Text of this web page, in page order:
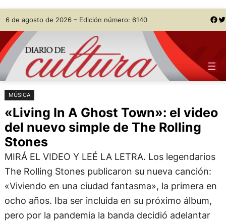
Saltar
al
contenido
Skip
to
content
6 de agosto de 2026 – Edición número: 6140 Facebook Twitter
MÚSICA
«Living In A Ghost Town»: el video
del nuevo simple de The Rolling
Stones
MIRÁ EL VIDEO Y LEÉ LA LETRA. Los legendarios
The Rolling Stones publicaron su nueva canción:
«Viviendo en una ciudad fantasma», la primera en
ocho años. Iba ser incluida en su próximo álbum,
pero por la pandemia la banda decidió adelantar